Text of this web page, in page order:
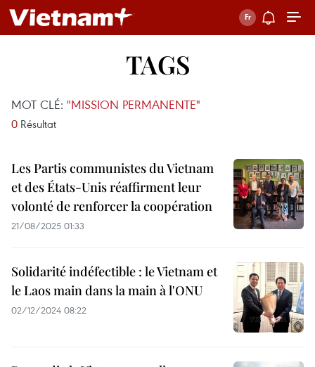
TAGS
MOT CLÉ: "MISSION PERMANENTE"
0 Résultat
Les Partis communistes du Vietnam
et des États-Unis réaffirment leur
volonté de renforcer la coopération
21/08/2025 01:33
Solidarité indéfectible : le Vietnam et
le Laos main dans la main à l'ONU
02/12/2024 08:22